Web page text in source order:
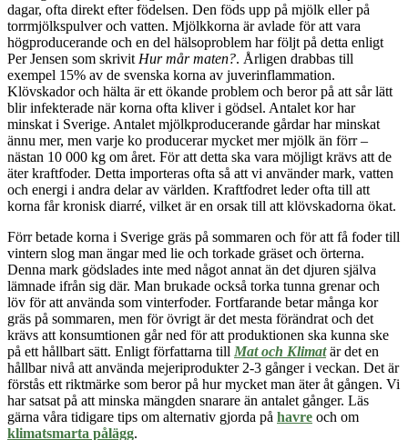
dagar, ofta direkt efter födelsen. Den föds upp på mjölk eller på
torrmjölkspulver och vatten. Mjölkkorna är avlade för att vara
högproducerande och en del hälsoproblem har följt på detta enligt
Per Jensen som skrivit Hur mår maten?. Årligen drabbas till
exempel 15% av de svenska korna av juverinflammation.
Klövskador och hälta är ett ökande problem och beror på att sår lätt
blir infekterade när korna ofta kliver i gödsel. Antalet kor har
minskat i Sverige. Antalet mjölkproducerande gårdar har minskat
ännu mer, men varje ko producerar mycket mer mjölk än förr –
nästan 10 000 kg om året. För att detta ska vara möjligt krävs att de
äter kraftfoder. Detta importeras ofta så att vi använder mark, vatten
och energi i andra delar av världen. Kraftfodret leder ofta till att
korna får kronisk diarré, vilket är en orsak till att klövskadorna ökat.
Förr betade korna i Sverige gräs på sommaren och för att få foder till
vintern slog man ängar med lie och torkade gräset och örterna.
Denna mark gödslades inte med något annat än det djuren själva
lämnade ifrån sig där. Man brukade också torka tunna grenar och
löv för att använda som vinterfoder. Fortfarande betar många kor
gräs på sommaren, men för övrigt är det mesta förändrat och det
krävs att konsumtionen går ned för att produktionen ska kunna ske
på ett hållbart sätt. Enligt författarna till Mat och Klimatär det en
hållbar nivå att använda mejeriprodukter 2-3 gånger i veckan. Det är
förstås ett riktmärke som beror på hur mycket man äter åt gången. Vi
har satsat på att minska mängden snarare än antalet gånger. Läs
gärna våra tidigare tips om alternativ gjorda på havre och om
klimatsmarta pålägg.